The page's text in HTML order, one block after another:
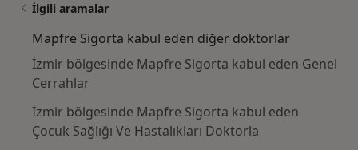
İlgili aramalar
Mapfre Sigorta kabul eden diğer doktorlar
İzmir bölgesinde Mapfre Sigorta kabul eden Genel
Cerrahlar
İzmir bölgesinde Mapfre Sigorta kabul eden
Çocuk Sağlığı Ve Hastalıkları Doktorla